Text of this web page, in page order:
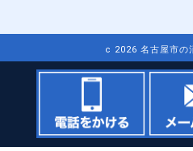
c 2026 名古屋市の